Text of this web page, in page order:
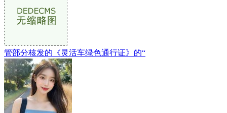
管部分核发的《灵活车绿色通行证》的“